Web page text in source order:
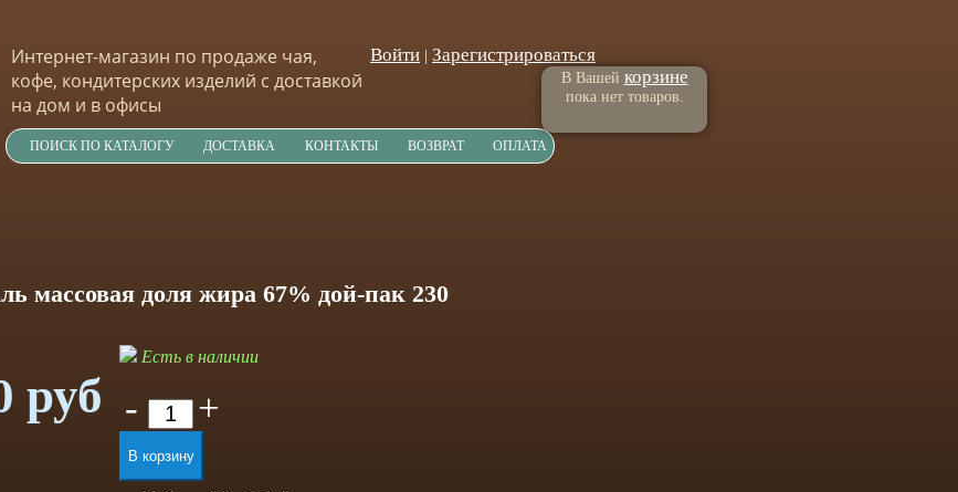
Интернет-магазин по продаже чая,
кофе, кондитерских изделий с доставкой
на дом и в офисы
ПОИСК ПО КАТАЛОГУ ДОСТАВКА КОНТАКТЫ ВОЗВРАТ ОПЛАТА
Войти Зарегистрироваться
В Вашей корзине
пока нет товаров.
массовая доля жира 67% дой-пак 230
руб
Есть в наличии
- +